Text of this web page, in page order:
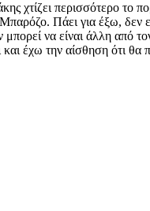
χτίζει περισσότερο το
Πάει για έξω, δεν
να είναι άλλη από
έχω την αίσθηση ότι θα